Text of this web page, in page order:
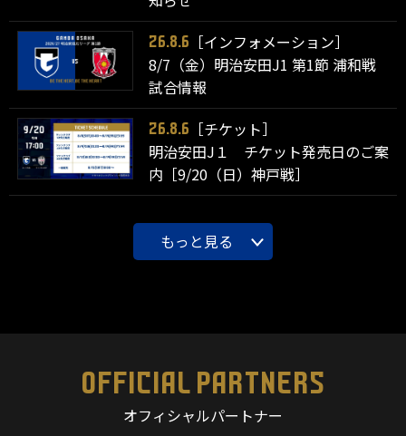
26.8.6
［インフォメーション］
8/7（金）明治安田J1 第1節 浦和戦
試合情報
26.8.6
［チケット］
明治安田J１ チケット発売日のご案
内［9/20（日）神戸戦］
もっと見る
OFFICIAL PARTNERS
オフィシャルパートナー